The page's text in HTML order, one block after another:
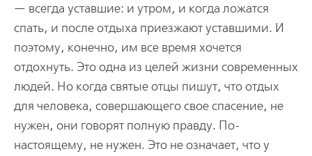
— всегда уставшие: и утром, и когда ложатся
спать, и после отдыха приезжают уставшими. И
поэтому, конечно, им все время хочется
отдохнуть. Это одна из целей жизни современных
людей. Но когда святые отцы пишут, что отдых
для человека, совершающего свое спасение, не
нужен, они говорят полную правду. По-
настоящему, не нужен. Это не означает, что у